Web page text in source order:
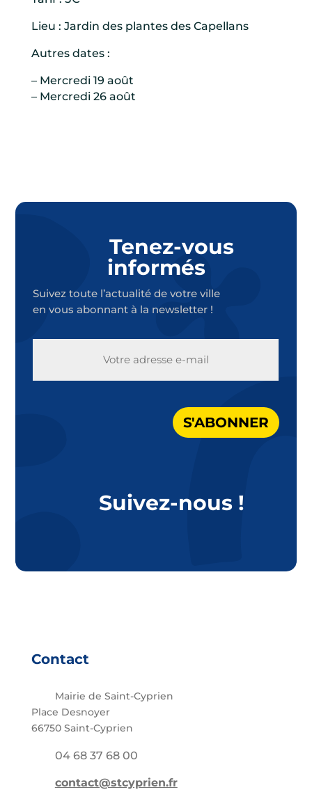
Lieu : Jardin des plantes des Capellans
Autres dates :
– Mercredi 19 août
– Mercredi 26 août
Tenez-vous
informés
Suivez toute l’actualité de votre ville
en vous abonnant à la newsletter !
S'ABONNER
Suivez-nous !
Contact
Mairie de Saint-Cyprien
Place Desnoyer
66750 Saint-Cyprien
04 68 37 68 00
contact@stcyprien.fr